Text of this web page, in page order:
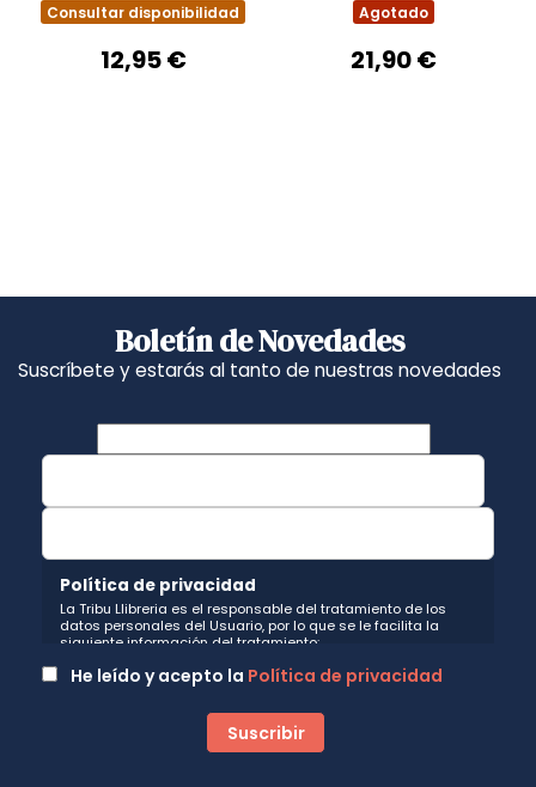
Consultar disponibilidad
12,95 €
Agotado
21,90 €
Boletín de Novedades
Suscríbete y estarás al tanto de nuestras novedades
Política de privacidad
La Tribu Llibreria es el responsable del tratamiento de los
datos personales del Usuario, por lo que se le facilita la
siguiente información del tratamiento:
Fin del tratamiento: mantener una relación de envío de
comunicaciones y noticias sobre nuestros servicios y
boletín. Igualmente utilizaremos sus datos de contacto para
enviarle información sobre productos o servicios que puedan
He leído y acepto la Política de privacidad